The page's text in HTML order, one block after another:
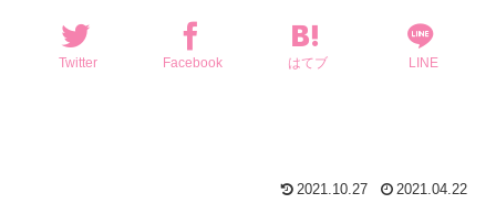
Twitter Facebook はてブ LINE
2021.10.27 2021.04.22